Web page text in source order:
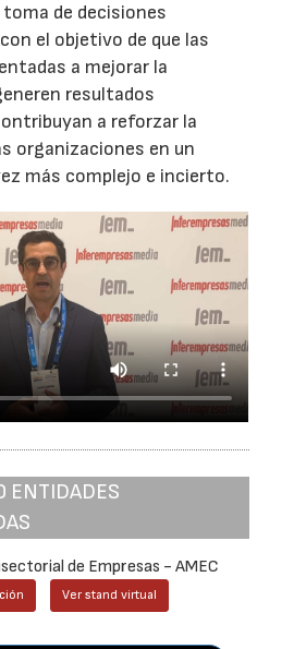
de decisiones
el objetivo de que las
a mejorar la
resultados
a reforzar la
organizaciones en un
más complejo e incierto.
ENTIDADES
de Empresas - AMEC
Ver stand virtual